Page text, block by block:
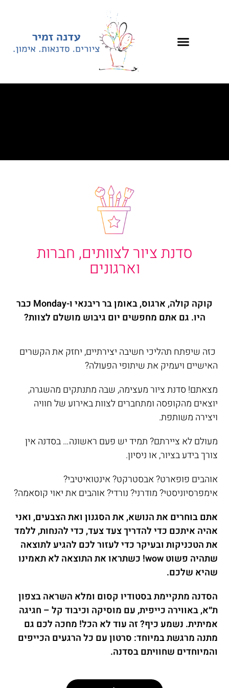
סדנת ציור לצוותים, חברות
וארגונים
קוקה קולה, ארגוס, באומן בר ריבנאי ו-Monday כבר
היו. גם אתם מחפשים יום גיבוש מושלם לצוות?
כזה שיפתח תהליכי חשיבה יצירתיים, יחזק את הקשרים
האישיים ויעמיק את שיתופי הפעולה?
מצאתם! סדנת ציור מעצימה, שבה מתנתקים מהשגרה,
יוצאים מהקופסה ומתחברים לצוות באירוע של חוויה
ויצירה משותפת.
מעולם לא ציירתם? תמיד יש פעם ראשונה… בסדנה אין
צורך בידע בציור, או ניסיון.
אוהבים פופארט? אבסטרקט? אינטואיטיבי?
אימפרסיוניסטי? מודרני? נורדי? אוהבים את יאוי קוסאמה?
אתם בוחרים את הנושא, את הסגנון ואת הצבעים, ואני
אהיה איתכם כדי להדריך צעד צעד, כדי להנחות, ללמד
את הטכניקות ובעיקר כדי לעזור לכם להגיע לתוצאה
שתהיה פשוט wow! כשתראו את התוצאה לא תאמינו
שהיא שלכם.
הסדנה מתקיימת בסטודיו קסום ומלא השראה בצפון
ת״א, באווירה כייפית, עם מוסיקה וכיבוד קל – חגיגה
אמיתית. נשמע כיף? זה עוד לא הכל! מחכה לכם גם
מתנה מרגשת במיוחד: סרטון עם כל הרגעים הכייפים
והמיוחדים שחוויתם בסדנה.